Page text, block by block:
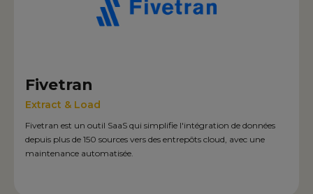
Fivetran
Extract & Load
Fivetran est un outil SaaS qui simplifie l'intégration de données
depuis plus de 150 sources vers des entrepôts cloud, avec une
maintenance automatisée.